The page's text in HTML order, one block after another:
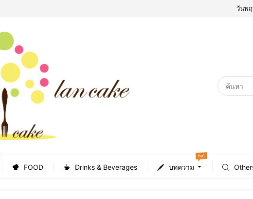
วันพ
FOOD Drinks & Beverages บทความ
hot